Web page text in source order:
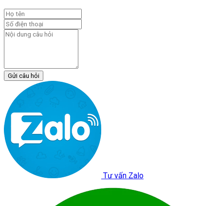
Gửi câu hỏi
Tư vấn Zalo